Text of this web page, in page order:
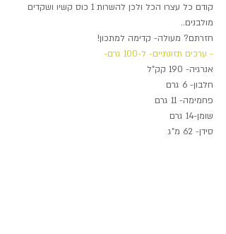
קודם כל עצרו הכל ולכן להשרות 1 כוס קשיו ושקדים
מולבנים..
חזרתם? מעולה- קדימה למתכון!
- ערכים תזונתיים- ל-100 גרם-
אנרגיה- 190 קק"ל
חלבון- 6 גרם
פחמימה- 11 גרם
שומן-14 גרם
סידן- 62 מ"ג